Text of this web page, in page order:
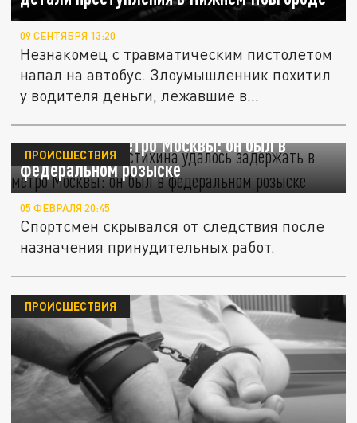
09 СЕНТЯБРЯ 13:20
Незнакомец с травматическим пистолетом
напал на автобус. Злоумышленник похитил
у водителя деньги, лежавшие в...
Легкоатлета Толстихина удалось
задержать в метро Москвы: он был в
федеральном розыске
ПРОИСШЕСТВИЯ
05 ФЕВРАЛЯ 20:45
Спортсмен скрывался от следствия после
назначения принудительных работ.
ПРОИСШЕСТВИЯ